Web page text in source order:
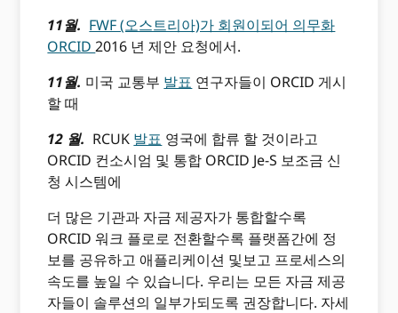
11월. FWF (오스트리아)가 회원이되어 의무화
ORCID2016 년 제안 요청에서.
11월. 미국 교통부 발표 연구자들이 ORCID 게시
할 때
12 월. RCUK 발표 영국에 합류 할 것이라고
ORCID 컨소시엄 및 통합 ORCID Je-S 보조금 신
청 시스템에
더 많은 기관과 자금 제공자가 통합할수록
ORCID 워크 플로로 전환할수록 플랫폼간에 정
보를 공유하고 애플리케이션 및보고 프로세스의
속도를 높일 수 있습니다. 우리는 모든 자금 제공
자들이 솔루션의 일부가되도록 권장합니다. 자세